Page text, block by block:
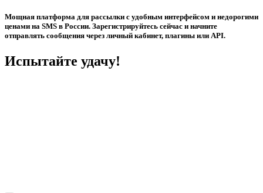
Мощная платформа для рассылки с удобным интерфейсом и недорогими
ценами на SMS в России. Зарегистрируйтесь сейчас и начните
отправлять сообщения через личный кабинет, плагины или API.
Испытайте удачу!